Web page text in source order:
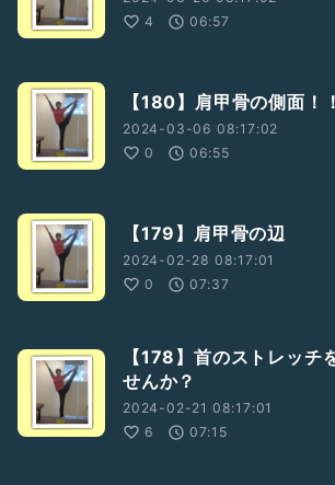
4
06:57
【180】肩甲骨の側面！
2024-03-06 08:17:02
0
06:55
【179】肩甲骨の辺
2024-02-28 08:17:01
0
07:37
【178】首のストレッチ
せんか？
2024-02-21 08:17:01
6
07:15